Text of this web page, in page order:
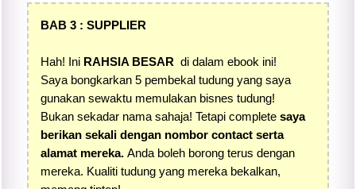
BAB 3 : SUPPLIER
Hah! Ini RAHSIA BESARdi dalam ebook ini!
Saya bongkarkan 5 pembekal tudung yang saya
gunakan sewaktu memulakan bisnes tudung!
Bukan sekadar nama sahaja! Tetapi completesaya
berikan sekali dengan nombor contact serta
alamat mereka.Anda boleh borong terus dengan
mereka. Kualiti tudung yang mereka bekalkan,